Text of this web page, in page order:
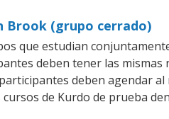
Brook (grupo cerrado)
que estudian
deben tener las mismas
deben agendar
de Kurdo de prueba